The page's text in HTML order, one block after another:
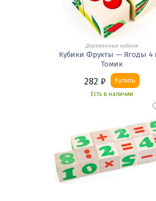
Деревянные кубики
Кубики Фрукты — Ягоды 4
Томик
282 ₽ Купить
Есть в наличии